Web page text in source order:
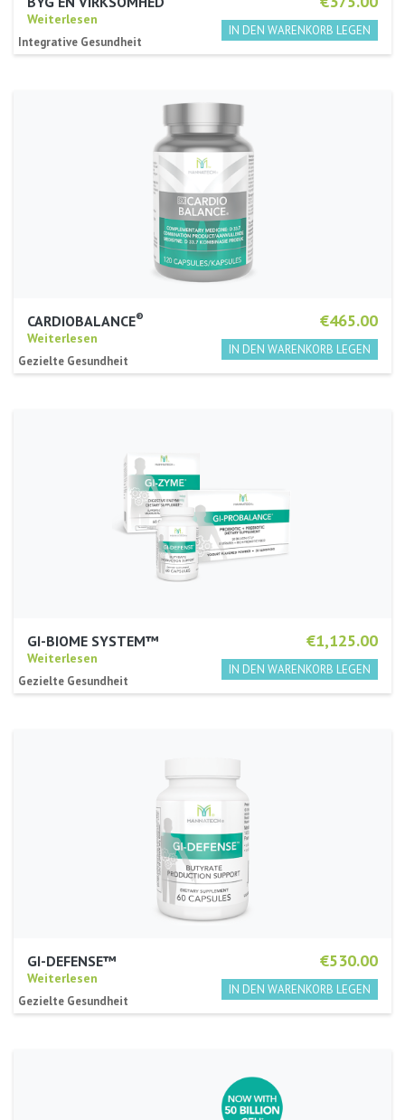
Weiterlesen
Integrative Gesundheit
€465.00
CARDIOBALANCE®
Weiterlesen
Gezielte Gesundheit
€1,125.00
GI-BIOME SYSTEM™
Weiterlesen
Gezielte Gesundheit
€530.00
GI-DEFENSE™
Weiterlesen
Gezielte Gesundheit